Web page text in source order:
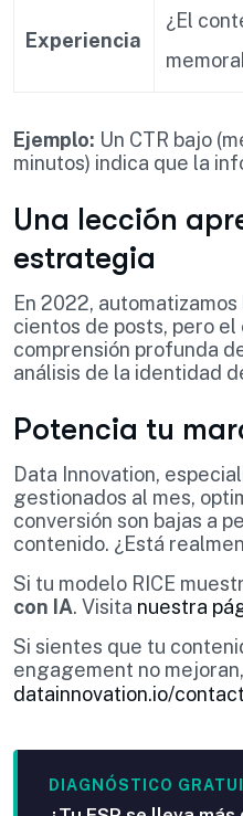
Experiencia
¿El
Ejemplo: Un CTR bajo
minutos) indica que la
Una lección
estrategia
En 2022,
cientos de posts, pero el
comprensión profunda
análisis de la identidad
Potencia tu
Data Innovation,
gestionados al mes,
conversión son bajas a
contenido. ¿Está
Si tu modelo RICE
con IA. Visita nuestra
Si sientes que tu
engagement no
datainnovation.io/
DIAGNÓSTICO